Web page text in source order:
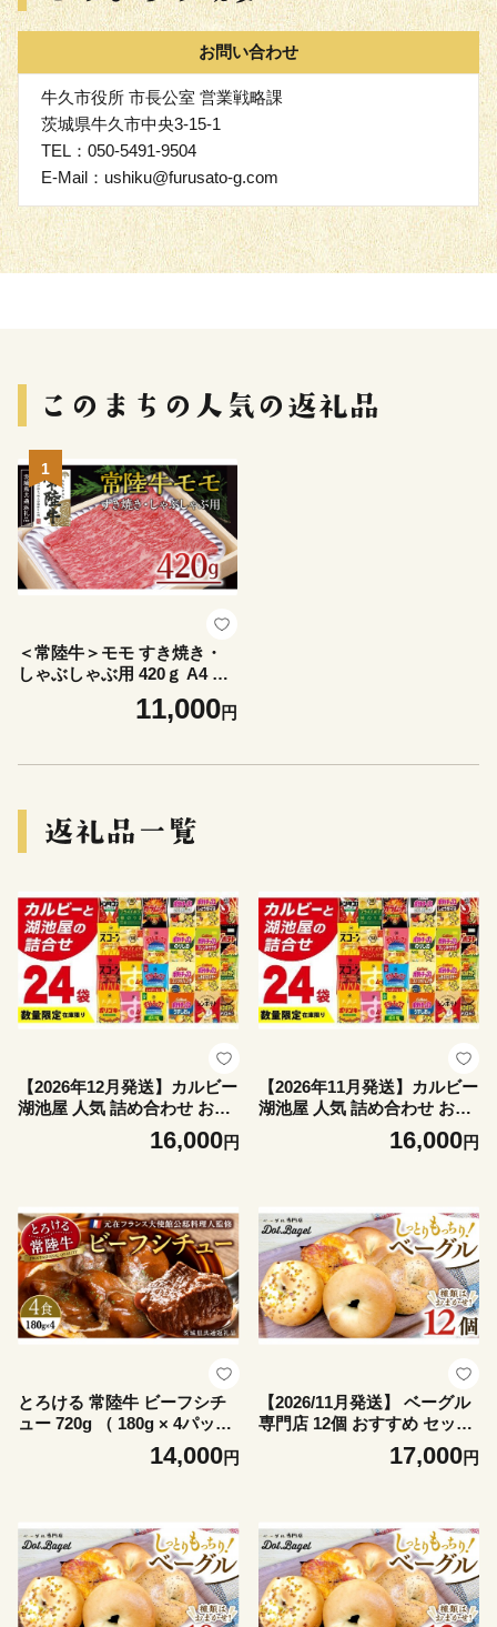
お問い合わせ
牛久市役所 市長公室 営業戦略課
茨城県牛久市中央3-15-1
TEL：050-5491-9504
E-Mail：ushiku@furusato-g.com
1
＜常陸牛＞モモ すき焼き・
しゃぶしゃぶ用 420ｇ A4 A5
ランク モモ 牛肉 赤身 冷凍 (
茨城県共通返礼品 )11,000円
【2026年12月発送】カルビー
湖池屋 人気 詰め合わせ お楽
しみ スナック菓子 セット 単
品24袋 ポテトチップス ポテ
16,000円
【2026年11月発送】カルビー
湖池屋 人気 詰め合わせ お楽
しみ スナック菓子 セット 単
品24袋 ポテトチップス ポテ
16,000円
とろける 常陸牛 ビーフシチ
ュー 720g （ 180g × 4パック
） 【茨城県共通返礼品：常陸
牛】 黒毛和牛 和牛 牛肉 肉
14,000円
【2026/11月発送】 ベーグル
専門店 12個 おすすめ セット
パン 詰め合わせ 詰合せ 食べ
比べ bagel 冷凍 食感 しっと
類おまかせ 》
17,000円